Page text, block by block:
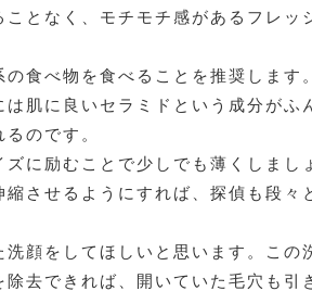
ことなく、モチモチ感があるフレッ
食べ物を食べることを推奨します
肌に良いセラミドという成分がふ
のです。
に励むことで少しでも薄くしまし
縮させるようにすれば、探偵も段々
顔をしてほしいと思います。この
去できれば、開いていた毛穴も引